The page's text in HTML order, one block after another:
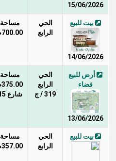
15/06/2026
بيت للبيع
14/06/2026
الحي
الرابع
مساحة
700.00م
أرض للبيع
فضاء
13/06/2026
الحي
الرابع
319 / ج
مساحة
375.00م
شارع 15
بيت للبيع
الحي
الرابع
مساحة
357.00م